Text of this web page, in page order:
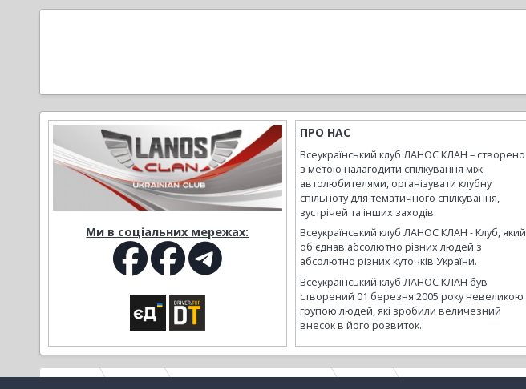
Ми в соціальних мережах:
ПРО НАС
Всеукраїнський клуб ЛАНОС КЛАН – створено
з метою налагодити спілкування між
автолюбителями, організувати клубну
спільноту для тематичного спілкування,
зустрічей та інших заходів.
Всеукраїнський клуб ЛАНОС КЛАН - Клуб, який
об'єднав абсолютно різних людей з
абсолютно різних куточків України.
Всеукраїнський клуб ЛАНОС КЛАН був
створений 01 березня 2005 року невеликою
групою людей, які зробили величезний
внесок в його розвиток.